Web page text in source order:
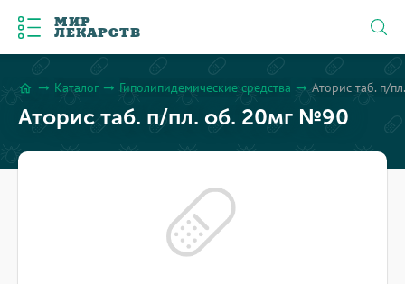
МИР
ЛЕКАРСТВ
home arrow_right_alt Каталог arrow_right_alt Гиполипидемические средства arrow_right_alt Аторис таб. п/
Аторис таб. п/пл. об. 20мг №90